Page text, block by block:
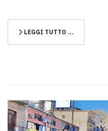
LEGGI TUTTO …